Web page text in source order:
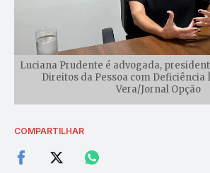
Luciana Prudente é advogada,
Direitos da Pessoa com Deficiência
Vera/Jornal Opção
COMPARTILHAR